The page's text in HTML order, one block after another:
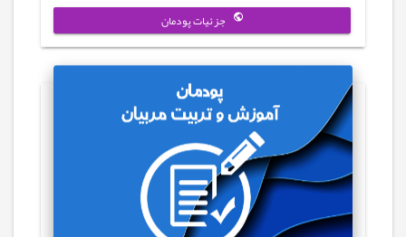
جزئیات پودمان